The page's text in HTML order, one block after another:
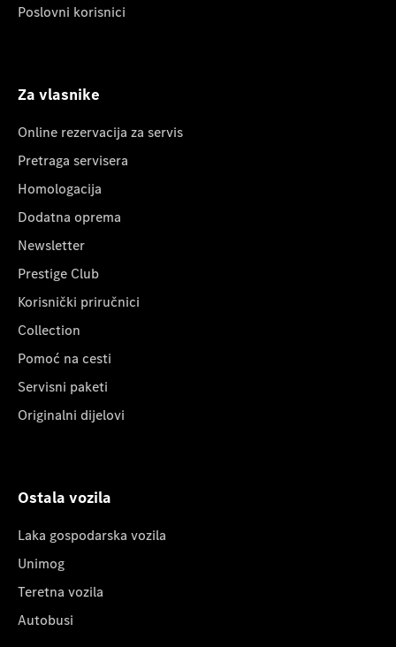
Poslovni korisnici
Za vlasnike
Online rezervacija za servis
Pretraga servisera
Homologacija
Dodatna oprema
Newsletter
Prestige Club
Korisnički priručnici
Collection
Pomoć na cesti
Servisni paketi
Originalni dijelovi
Ostala vozila
Laka gospodarska vozila
Unimog
Teretna vozila
Autobusi